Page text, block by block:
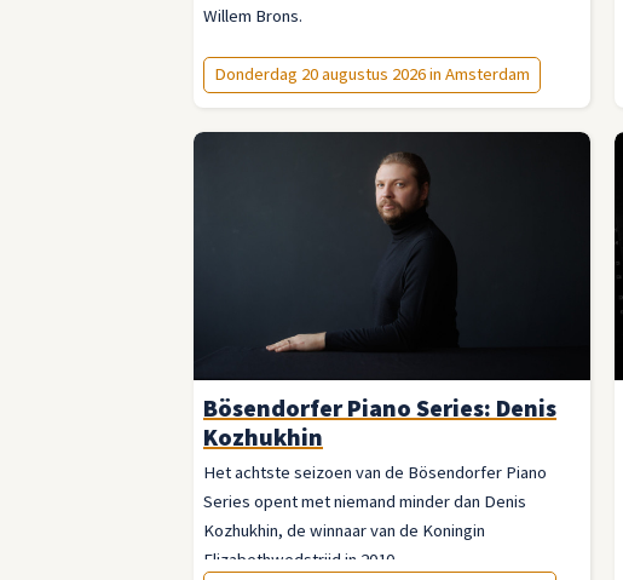
Willem Brons.
Donderdag 20 augustus 2026 in Amsterdam
Bösendorfer Piano Series: Denis
Kozhukhin
Het achtste seizoen van de Bösendorfer Piano
Series opent met niemand minder dan Denis
Kozhukhin, de winnaar van de Koningin
Elizabethwedstrijd in 2010.